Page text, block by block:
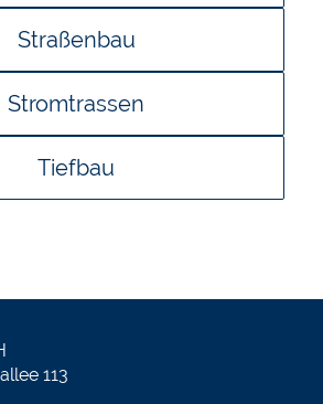
Straßenbau
Stromtrassen
Tiefbau
113